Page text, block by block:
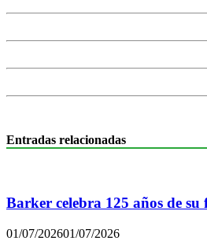
Entradas relacionadas
Barker celebra 125 años de su
01/07/202601/07/2026